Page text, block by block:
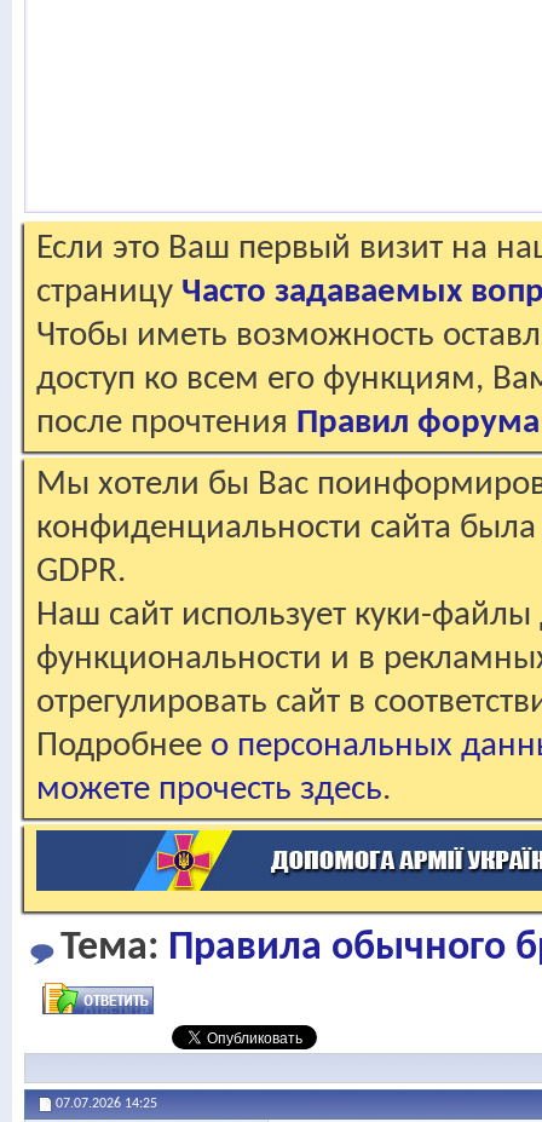
Если это Ваш первый визит на
страницу Часто задаваемых
Чтобы иметь возможность
доступ ко всем его функциям,
после прочтения Правил форума
Мы хотели бы Вас
конфиденциальности сайта
GDPR.
Наш сайт использует куки-файлы
функциональности и в
отрегулировать сайт в
Подробнее о персональных
можете прочесть здесь.
Тема: Правила обычного
07.07.2026 14:25